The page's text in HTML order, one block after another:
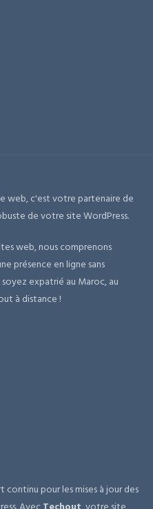
web, c'est votre partenaire de
de votre site WordPress.
web, nous comprenons
présence en ligne sans
expatrié au Maroc, au
à distance !
pour les mises à jour des